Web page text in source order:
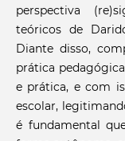
perspectiva
teóricos de
Diante disso,
prática
e prática, e com
escolar,
é fundamental